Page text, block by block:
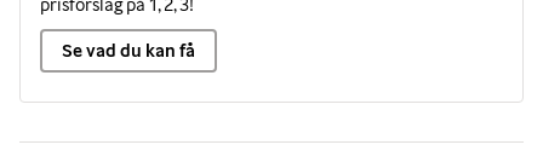
prisförslag på 1, 2, 3!
Se vad du kan få